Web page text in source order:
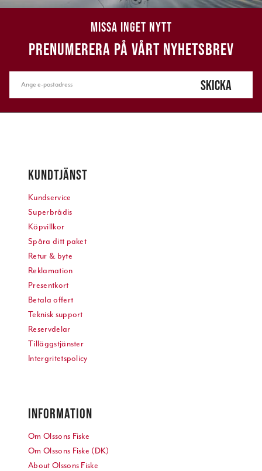
MISSA INGET NYTT
PRENUMERERA PÅ VÅRT NYHETSBREV
SKICKA
KUNDTJÄNST
Kundservice
Superbrådis
Köpvillkor
Spåra ditt paket
Retur & byte
Reklamation
Presentkort
Betala offert
Teknisk support
Reservdelar
Tilläggstjänster
Intergritetspolicy
INFORMATION
Om Olssons Fiske
Om Olssons Fiske (DK)
About Olssons Fiske